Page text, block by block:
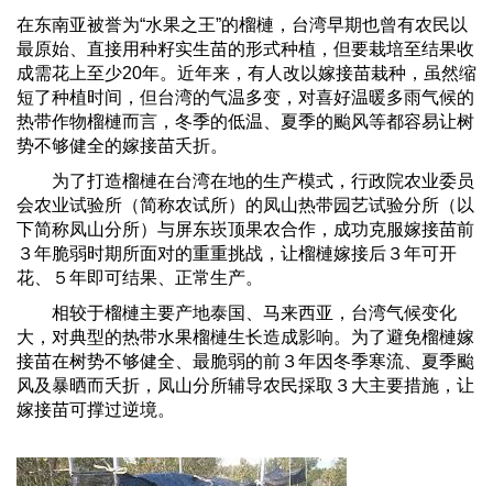
在东南亚被誉为“水果之王”的榴槤，台湾早期也曾有农民以
最原始、直接用种籽实生苗的形式种植，但要栽培至结果收
成需花上至少20年。近年来，有人改以嫁接苗栽种，虽然缩
短了种植时间，但台湾的气温多变，对喜好温暖多雨气候的
热带作物榴槤而言，冬季的低温、夏季的颱风等都容易让树
势不够健全的嫁接苗夭折。
为了打造榴槤在台湾在地的生产模式，行政院农业委员
会农业试验所（简称农试所）的凤山热带园艺试验分所（以
下简称凤山分所）与屏东崁顶果农合作，成功克服嫁接苗前
３年脆弱时期所面对的重重挑战，让榴槤嫁接后３年可开
花、５年即可结果、正常生产。
相较于榴槤主要产地泰国、马来西亚，台湾气候变化
大，对典型的热带水果榴槤生长造成影响。为了避免榴槤嫁
接苗在树势不够健全、最脆弱的前３年因冬季寒流、夏季颱
风及暴晒而夭折，凤山分所辅导农民採取３大主要措施，让
嫁接苗可撑过逆境。